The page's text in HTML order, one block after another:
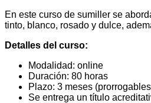
En este curso de sumiller se
tinto, blanco, rosado y dulce,
Detalles del curso:
Modalidad: online
Duración: 80 horas
Plazo: 3 meses
Se entrega un título